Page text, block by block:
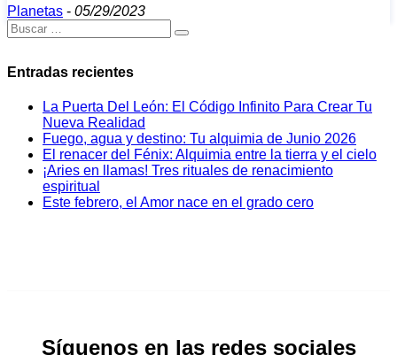
Planetas - 05/29/2023
Entradas recientes
La Puerta Del León: El Código Infinito Para Crear Tu
Nueva Realidad
Fuego, agua y destino: Tu alquimia de Junio 2026
El renacer del Fénix: Alquimia entre la tierra y el cielo
¡Aries en llamas! Tres rituales de renacimiento
espiritual
Este febrero, el Amor nace en el grado cero
Síguenos en las redes sociales